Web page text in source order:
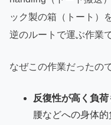
ック製の箱（トート）
逆のルートで運ぶ作業で
なぜこの作業だったの
反復性が高く負
腰などへの身体的